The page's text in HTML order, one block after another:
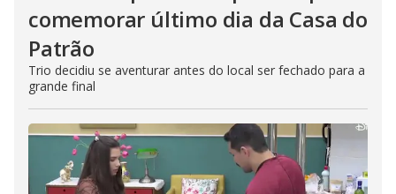
comemorar último dia da Casa do
Patrão
Trio decidiu se aventurar antes do local ser fechado para a
grande final